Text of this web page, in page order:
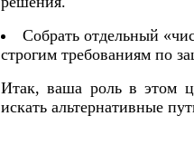
Собрать отдельный
строгим требованиям по
Итак, ваша роль в этом
искать альтернативные